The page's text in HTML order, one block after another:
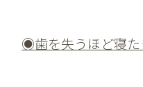
◉歯を失うほど寝